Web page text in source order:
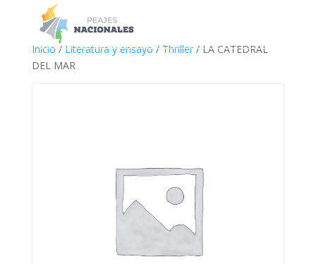
Inicio / Literatura y ensayo / Thriller/ LA CATEDRAL
DEL MAR